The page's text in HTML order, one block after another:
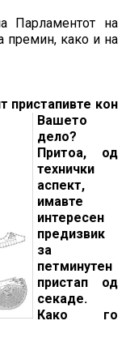
Парламентот на
премин, како и на
пристапивте кон
Вашето
дело?
Притоа, од
технички
аспект,
имавте
интересен
предизвик
за
петминутен
пристап од
секаде.
Како го